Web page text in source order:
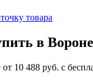
товара
в
10 488 руб. с